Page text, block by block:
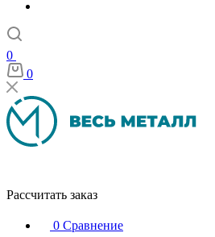
0
0
Рассчитать заказ
0 Сравнение